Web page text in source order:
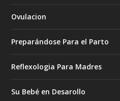
Ovulacion
Preparándose Para el Parto
Reflexologia Para Madres
Su Bebé en Desarollo